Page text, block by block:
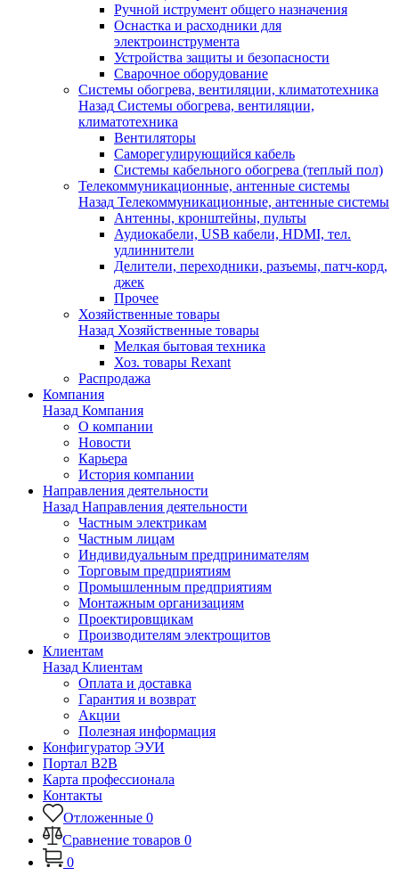
Ручной иструмент общего назначения
Оснастка и расходники для
электроинструмента
Устройства защиты и безопасности
Сварочное оборудование
Системы обогрева, вентиляции, климатотехника
Назад Системы обогрева, вентиляции,
климатотехника
Вентиляторы
Саморегулирующийся кабель
Системы кабельного обогрева (теплый пол)
Телекоммуникационные, антенные системы
Назад Телекоммуникационные, антенные системы
Антенны, кронштейны, пульты
Аудиокабели, USB кабели, HDMI, тел.
удлиннители
Делители, переходники, разъемы, патч-корд,
джек
Прочее
Хозяйственные товары
Назад Хозяйственные товары
Мелкая бытовая техника
Хоз. товары Rexant
Распродажа
Компания
Назад Компания
О компании
Новости
Карьера
История компании
Направления деятельности
Назад Направления деятельности
Частным электрикам
Частным лицам
Индивидуальным предпринимателям
Торговым предприятиям
Промышленным предприятиям
Монтажным организациям
Проектировщикам
Производителям электрощитов
Клиентам
Назад Клиентам
Оплата и доставка
Гарантия и возврат
Акции
Полезная информация
Конфигуратор ЭУИ
Портал B2B
Карта профессионала
Контакты
Отложенные 0
Сравнение товаров 0
0